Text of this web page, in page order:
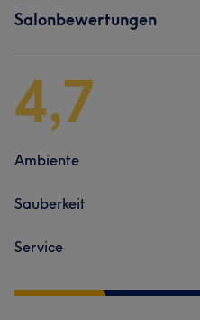
Salonbewertungen
4,7
Ambiente
Sauberkeit
Service